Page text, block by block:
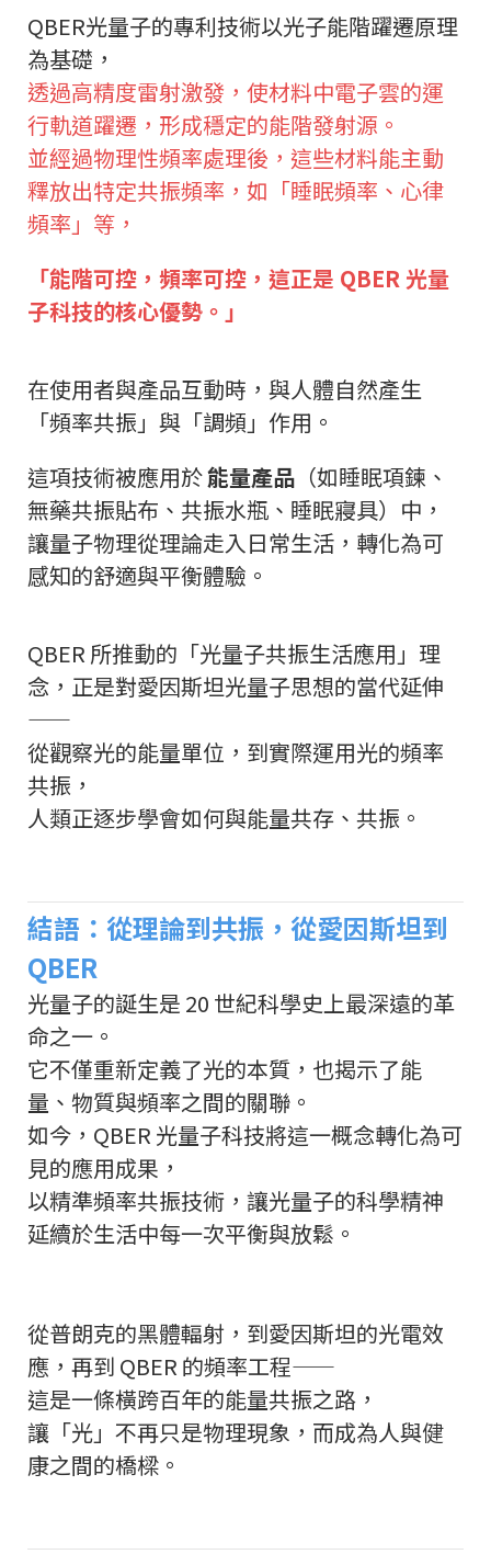
QBER光量子的專利技術以光子能階躍遷原理
為基礎，
透過高精度雷射激發，使材料中電子雲的運
行軌道躍遷，形成穩定的能階發射源。
並經過物理性頻率處理後，這些材料能主動
釋放出特定共振頻率，如「睡眠頻率、心律
頻率」等，
「能階可控，頻率可控，這正是 QBER 光量
子科技的核心優勢。」
在使用者與產品互動時，與人體自然產生
「頻率共振」與「調頻」作用。
這項技術被應用於能量產品 （如睡眠項鍊、
無藥共振貼布、共振水瓶、睡眠寢具）中，
讓量子物理從理論走入日常生活，轉化為可
感知的舒適與平衡體驗。
QBER 所推動的「光量子共振生活應用」理
念，正是對愛因斯坦光量子思想的當代延伸
——
從觀察光的能量單位，到實際運用光的頻率
共振，
人類正逐步學會如何與能量共存、共振。
結語：從理論到共振，從愛因斯坦到
QBER
光量子的誕生是 20 世紀科學史上最深遠的革
命之一。
它不僅重新定義了光的本質，也揭示了能
量、物質與頻率之間的關聯。
如今，QBER 光量子科技將這一概念轉化為可
見的應用成果，
以精準頻率共振技術，讓光量子的科學精神
延續於生活中每一次平衡與放鬆。
從普朗克的黑體輻射，到愛因斯坦的光電效
應，再到 QBER 的頻率工程——
這是一條橫跨百年的能量共振之路，
讓「光」不再只是物理現象，而成為人與健
康之間的橋樑。